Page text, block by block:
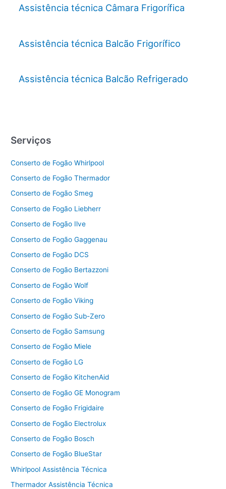
Assistência técnica Câmara Frigorífica
Assistência técnica Balcão Frigorífico
Assistência técnica Balcão Refrigerado
Serviços
Conserto de Fogão Whirlpool
Conserto de Fogão Thermador
Conserto de Fogão Smeg
Conserto de Fogão Liebherr
Conserto de Fogão Ilve
Conserto de Fogão Gaggenau
Conserto de Fogão DCS
Conserto de Fogão Bertazzoni
Conserto de Fogão Wolf
Conserto de Fogão Viking
Conserto de Fogão Sub-Zero
Conserto de Fogão Samsung
Conserto de Fogão Miele
Conserto de Fogão LG
Conserto de Fogão KitchenAid
Conserto de Fogão GE Monogram
Conserto de Fogão Frigidaire
Conserto de Fogão Electrolux
Conserto de Fogão Bosch
Conserto de Fogão BlueStar
Whirlpool Assistência Técnica
Thermador Assistência Técnica